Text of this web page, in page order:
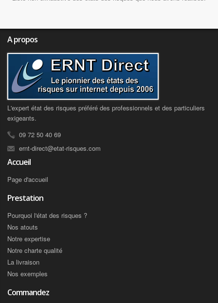
A propos
L'expert état des risques préféré des professionnels et des particuliers
exigeants.
09 72 50 40 69
ernt-direct@etat-risques.com
Accueil
Page d'accueil
Prestation
Pourquoi l'état des risques ?
Nos atouts
Notre expertise
Notre charte qualité
La livraison
Nos exemples
Commandez